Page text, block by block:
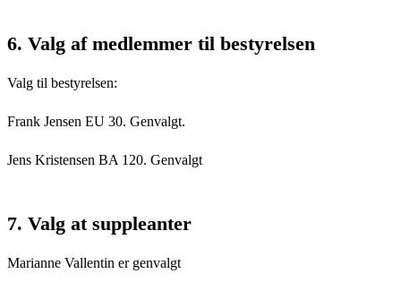
6. Valg af medlemmer til bestyrelsen
Valg til bestyrelsen:
Frank Jensen EU 30. Genvalgt.
Jens Kristensen BA 120. Genvalgt
7. Valg at suppleanter
Marianne Vallentin er genvalgt